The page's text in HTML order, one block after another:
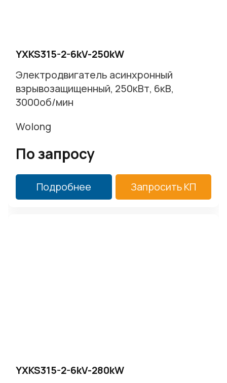
YXKS315-2-6kV-250kW
Электродвигатель асинхронный
взрывозащищенный, 250кВт, 6кВ,
3000об/мин
Wolong
По запросу
Подробнее Запросить КП
YXKS315-2-6kV-280kW